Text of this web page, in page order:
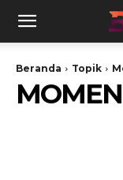
Beranda Topik